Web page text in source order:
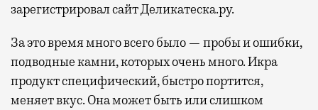
зарегистрировал сайт Деликатеска.ру.
За это время много всего было — пробы и ошибки,
подводные камни, которых очень много. Икра
продукт специфический, быстро портится,
меняет вкус. Она может быть или слишком